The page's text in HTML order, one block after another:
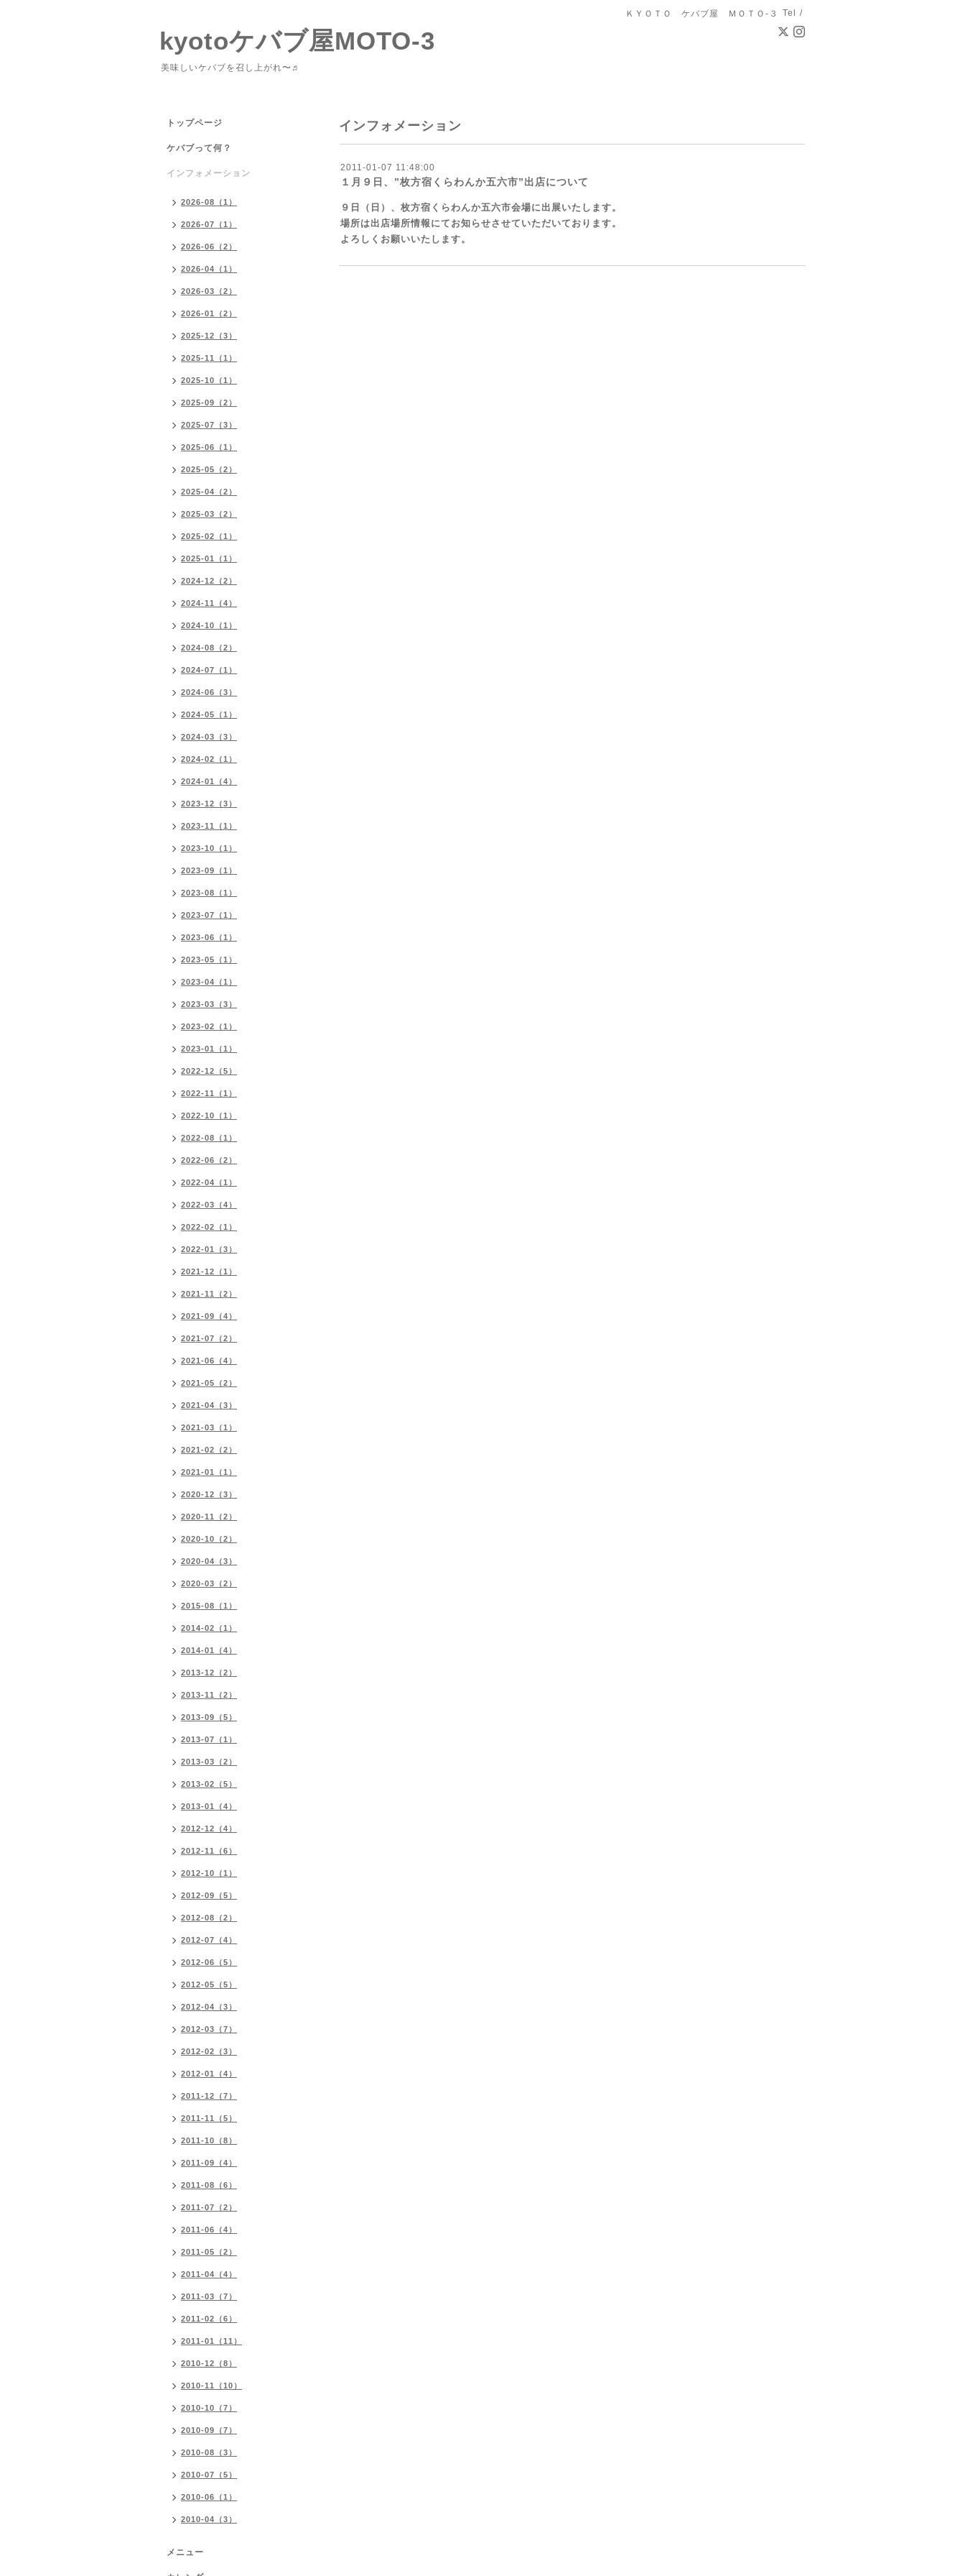
ＫＹＯＴＯ ケバブ屋 ＭＯＴＯ-３ Tel /
kyotoケバブ屋MOTO-3
美味しいケバブを召し上がれ〜♬
インフォメーション
2011-01-07 11:48:00
１月９日、”枚方宿くらわんか五六市”出店について
９日（日）、枚方宿くらわんか五六市会場に出展いたします。
場所は出店場所情報にてお知らせさせていただいております。
よろしくお願いいたします。
トップページ
ケバブって何？
インフォメーション
2026-08（1）
2026-07（1）
2026-06（2）
2026-04（1）
2026-03（2）
2026-01（2）
2025-12（3）
2025-11（1）
2025-10（1）
2025-09（2）
2025-07（3）
2025-06（1）
2025-05（2）
2025-04（2）
2025-03（2）
2025-02（1）
2025-01（1）
2024-12（2）
2024-11（4）
2024-10（1）
2024-08（2）
2024-07（1）
2024-06（3）
2024-05（1）
2024-03（3）
2024-02（1）
2024-01（4）
2023-12（3）
2023-11（1）
2023-10（1）
2023-09（1）
2023-08（1）
2023-07（1）
2023-06（1）
2023-05（1）
2023-04（1）
2023-03（3）
2023-02（1）
2023-01（1）
2022-12（5）
2022-11（1）
2022-10（1）
2022-08（1）
2022-06（2）
2022-04（1）
2022-03（4）
2022-02（1）
2022-01（3）
2021-12（1）
2021-11（2）
2021-09（4）
2021-07（2）
2021-06（4）
2021-05（2）
2021-04（3）
2021-03（1）
2021-02（2）
2021-01（1）
2020-12（3）
2020-11（2）
2020-10（2）
2020-04（3）
2020-03（2）
2015-08（1）
2014-02（1）
2014-01（4）
2013-12（2）
2013-11（2）
2013-09（5）
2013-07（1）
2013-03（2）
2013-02（5）
2013-01（4）
2012-12（4）
2012-11（6）
2012-10（1）
2012-09（5）
2012-08（2）
2012-07（4）
2012-06（5）
2012-05（5）
2012-04（3）
2012-03（7）
2012-02（3）
2012-01（4）
2011-12（7）
2011-11（5）
2011-10（8）
2011-09（4）
2011-08（6）
2011-07（2）
2011-06（4）
2011-05（2）
2011-04（4）
2011-03（7）
2011-02（6）
2011-01（11）
2010-12（8）
2010-11（10）
2010-10（7）
2010-09（7）
2010-08（3）
2010-07（5）
2010-06（1）
2010-04（3）
メニュー